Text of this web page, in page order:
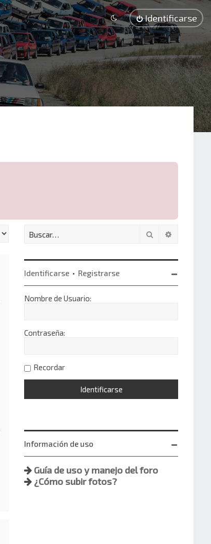
Identificarse
Buscar
Identificarse • Registrarse
Nombre de Usuario:
Contraseña:
Recordar
Información de uso
Guía de uso y manejo del foro
¿Cómo subir fotos?